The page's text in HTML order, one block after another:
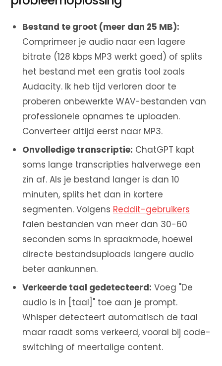
Bestand te groot (meer dan 25 MB):
Comprimeer je audio naar een lagere
bitrate (128 kbps MP3 werkt goed) of splits
het bestand met een gratis tool zoals
Audacity. Ik heb tijd verloren door te
proberen onbewerkte WAV-bestanden van
professionele opnames te uploaden.
Converteer altijd eerst naar MP3.
Onvolledige transcriptie: ChatGPT kapt
soms lange transcripties halverwege een
zin af. Als je bestand langer is dan 10
minuten, splits het dan in kortere
segmenten. Volgens Reddit-gebruikers
falen bestanden van meer dan 30-60
seconden soms in spraakmode, hoewel
directe bestandsuploads langere audio
beter aankunnen.
Verkeerde taal gedetecteerd: Voeg "De
audio is in [taal]" toe aan je prompt.
Whisper detecteert automatisch de taal
maar raadt soms verkeerd, vooral bij code-
switching of meertalige content.